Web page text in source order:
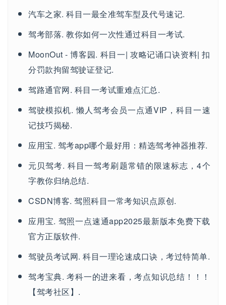
汽车之家. 科目一最全准驾车型及代号速记.
驾考部落. 教你如何一次性通过科目一考试.
MoonOut - 博客园. 科目一| 攻略记诵口诀资料| 扣
分罚款拘留驾驶证登记.
驾路通官网. 科目一考试重难点汇总.
驾驶模拟机. 懒人驾考会员一点通VIP，科目一速
记技巧揭秘.
应用宝. 驾考app哪个最好用：精选驾考神器推荐.
元贝驾考. 科目一驾考刷题常错的限速标志，4个
字教你归纳总结.
CSDN博客. 驾照科目一常考知识点原创.
应用宝. 驾照一点速通app2025最新版本免费下载
官方正版软件.
驾驶员考试网. 科目一理论速成口诀，考过特简单.
驾考宝典. 考科一的进来看，考点知识总结！！！
【驾考社区】.